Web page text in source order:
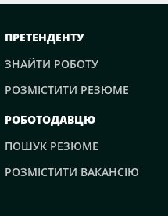
ПРЕТЕНДЕНТУ
ЗНАЙТИ РОБОТУ
РОЗМІСТИТИ РЕЗЮМЕ
РОБОТОДАВЦЮ
ПОШУК РЕЗЮМЕ
РОЗМІСТИТИ ВАКАНСІЮ